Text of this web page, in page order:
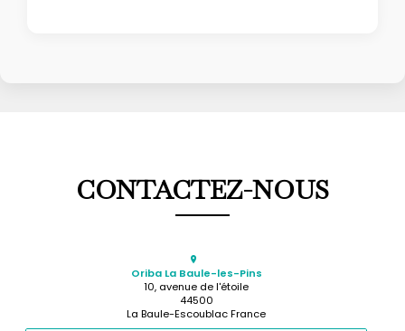
CONTACTEZ-NOUS
Oriba La Baule-les-Pins
10, avenue de l'étoile
44500
La Baule-Escoublac France